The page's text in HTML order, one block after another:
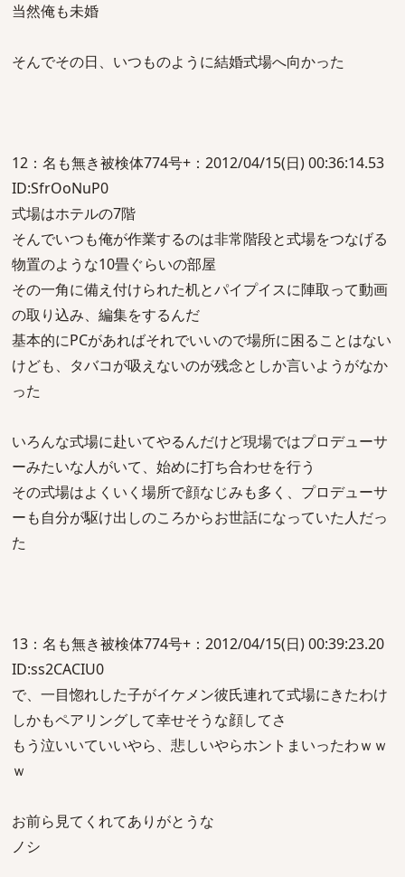
当然俺も未婚
そんでその日、いつものように結婚式場へ向かった
12：名も無き被検体774号+：2012/04/15(日) 00:36:14.53
ID:SfrOoNuP0
式場はホテルの7階
そんでいつも俺が作業するのは非常階段と式場をつなげる
物置のような10畳ぐらいの部屋
その一角に備え付けられた机とパイプイスに陣取って動画
の取り込み、編集をするんだ
基本的にPCがあればそれでいいので場所に困ることはない
けども、タバコが吸えないのが残念としか言いようがなか
った
いろんな式場に赴いてやるんだけど現場ではプロデューサ
ーみたいな人がいて、始めに打ち合わせを行う
その式場はよくいく場所で顔なじみも多く、プロデューサ
ーも自分が駆け出しのころからお世話になっていた人だっ
た
13：名も無き被検体774号+：2012/04/15(日) 00:39:23.20
ID:ss2CACIU0
で、一目惚れした子がイケメン彼氏連れて式場にきたわけ
しかもペアリングして幸せそうな顔してさ
もう泣いいていいやら、悲しいやらホントまいったわｗｗ
ｗ
お前ら見てくれてありがとうな
ノシ